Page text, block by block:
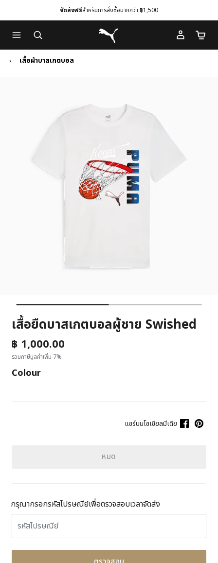
to
Main
content
to
Footer
Content
จัดส่งฟรีสำหรับการสั่งซื้อมากกว่า ฿1,500
Puma โฮม
จำนว
เสื้อผ้าบาสเกตบอล
เสื้อยืดบาสเกตบอลผู้ชาย Swished
฿ 1,000.00
รวมภาษีมูลค่าเพิ่ม 7%
Colour
แชร์บนโซเชียลมีเดีย
หมด
กรุณากรอกรหัสไปรษณีย์เพื่อตรวจสอบเวลาจัดส่ง